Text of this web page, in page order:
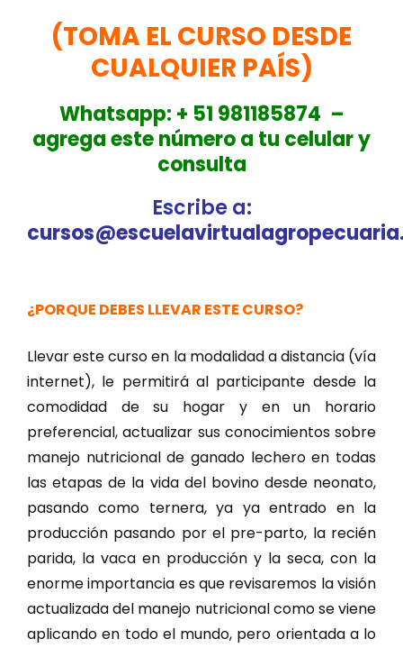
(TOMA EL CURSO DESDE
CUALQUIER PAÍS)
Whatsapp: + 51 981185874 –
agrega este número a tu celular y
consulta
Escribe a:
¿PORQUE DEBES LLEVAR ESTE CURSO?
Llevar este curso en la modalidad a distancia (vía
internet), le permitirá al participante desde la
comodidad de su hogar y en un horario
preferencial, actualizar sus conocimientos sobre
manejo nutricional de ganado lechero en todas
las etapas de la vida del bovino desde neonato,
pasando como ternera, ya ya entrado en la
producción pasando por el pre-parto, la recién
parida, la vaca en producción y la seca, con la
enorme importancia es que revisaremos la visión
actualizada del manejo nutricional como se viene
aplicando en todo el mundo, pero orientada a lo